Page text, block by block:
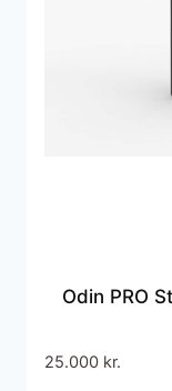
Odin PRO
25.000 kr.